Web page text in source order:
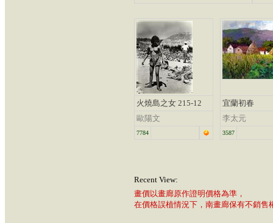
火燒島之女 215-12
歐陽文
7784
宜蘭初春
李太元
3587
Recent View:
畫價以畫廊原作證明價格為準，
在價格誤植情況下，南畫廊保有不銷售